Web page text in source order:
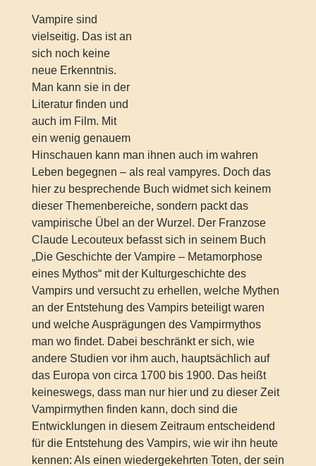
Vampire sind
vielseitig. Das ist an
sich noch keine
neue Erkenntnis.
Man kann sie in der
Literatur finden und
auch im Film. Mit
ein wenig genauem
Hinschauen kann man ihnen auch im wahren
Leben begegnen – als real vampyres. Doch das
hier zu besprechende Buch widmet sich keinem
dieser Themenbereiche, sondern packt das
vampirische Übel an der Wurzel. Der Franzose
Claude Lecouteux befasst sich in seinem Buch
„Die Geschichte der Vampire – Metamorphose
eines Mythos“ mit der Kulturgeschichte des
Vampirs und versucht zu erhellen, welche Mythen
an der Entstehung des Vampirs beteiligt waren
und welche Ausprägungen des Vampirmythos
man wo findet. Dabei beschränkt er sich, wie
andere Studien vor ihm auch, hauptsächlich auf
das Europa von circa 1700 bis 1900. Das heißt
keineswegs, dass man nur hier und zu dieser Zeit
Vampirmythen finden kann, doch sind die
Entwicklungen in diesem Zeitraum entscheidend
für die Entstehung des Vampirs, wie wir ihn heute
kennen: Als einen wiedergekehrten Toten, der sein